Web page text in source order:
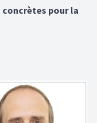
pour la